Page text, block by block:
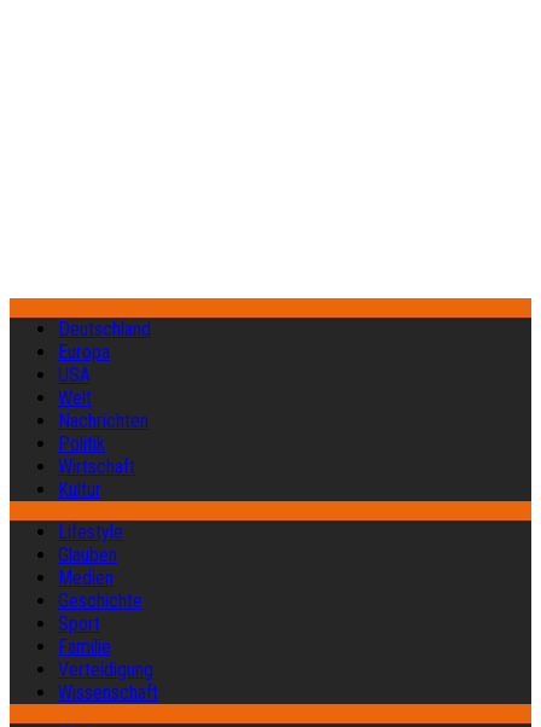
Deutschland
Europa
USA
Welt
Nachrichten
Politik
Wirtschaft
Kultur
Lifestyle
Glauben
Medien
Geschichte
Sport
Familie
Verteidigung
Wissenschaft